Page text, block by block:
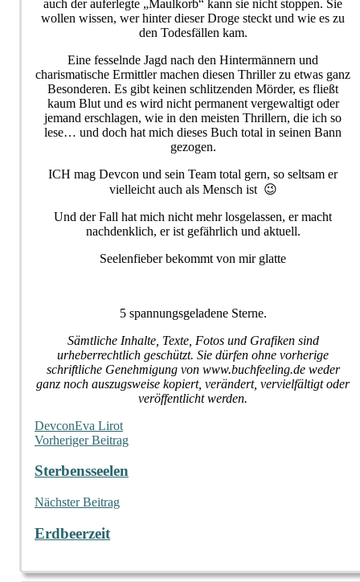
auch der auferlegte „Maulkorb“ kann sie nicht stoppen. Sie
wollen wissen, wer hinter dieser Droge steckt und wie es zu
den Todesfällen kam.
Eine fesselnde Jagd nach den Hintermännern und
charismatische Ermittler machen diesen Thriller zu etwas ganz
Besonderen. Es gibt keinen schlitzenden Mörder, es fließt
kaum Blut und es wird nicht permanent vergewaltigt oder
jemand erschlagen, wie in den meisten Thrillern, die ich so
lese… und doch hat mich dieses Buch total in seinen Bann
gezogen.
ICH mag Devcon und sein Team total gern, so seltsam er
vielleicht auch als Mensch ist 😉
Und der Fall hat mich nicht mehr losgelassen, er macht
nachdenklich, er ist gefährlich und aktuell.
Seelenfieber bekommt von mir glatte
5 spannungsgeladene Sterne.
Sämtliche Inhalte, Texte, Fotos und Grafiken sind
urheberrechtlich geschützt. Sie dürfen ohne vorherige
schriftliche Genehmigung von www.buchfeeling.de weder
ganz noch auszugsweise kopiert, verändert, vervielfältigt oder
veröffentlicht werden.
DevconEva Lirot
Beitragsnavigation
Vorheriger Beitrag
Sterbensseelen
Nächster Beitrag
Erdbeerzeit